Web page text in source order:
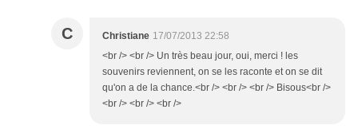
C Christiane 17/07/2013 22:58
<br /> <br /> Un très beau jour, oui, merci ! les
souvenirs reviennent, on se les raconte et on se dit
qu'on a de la chance.<br /> <br /> <br /> Bisous<br />
<br /> <br /> <br />